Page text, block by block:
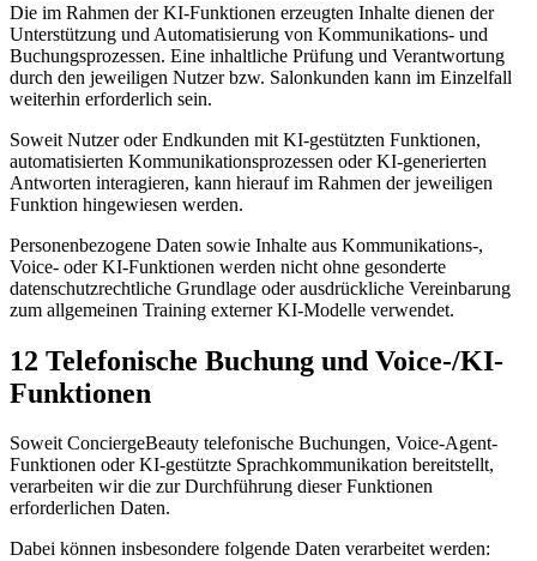
Die im Rahmen der KI-Funktionen erzeugten Inhalte dienen der
Unterstützung und Automatisierung von Kommunikations- und
Buchungsprozessen. Eine inhaltliche Prüfung und Verantwortung
durch den jeweiligen Nutzer bzw. Salonkunden kann im Einzelfall
weiterhin erforderlich sein.
Soweit Nutzer oder Endkunden mit KI-gestützten Funktionen,
automatisierten Kommunikationsprozessen oder KI-generierten
Antworten interagieren, kann hierauf im Rahmen der jeweiligen
Funktion hingewiesen werden.
Personenbezogene Daten sowie Inhalte aus Kommunikations-,
Voice- oder KI-Funktionen werden nicht ohne gesonderte
datenschutzrechtliche Grundlage oder ausdrückliche Vereinbarung
zum allgemeinen Training externer KI-Modelle verwendet.
12 Telefonische Buchung und Voice-/KI-
Funktionen
Soweit ConciergeBeauty telefonische Buchungen, Voice-Agent-
Funktionen oder KI-gestützte Sprachkommunikation bereitstellt,
verarbeiten wir die zur Durchführung dieser Funktionen
erforderlichen Daten.
Dabei können insbesondere folgende Daten verarbeitet werden: